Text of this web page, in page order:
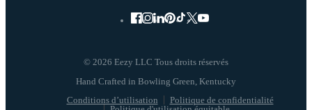
© 2026 Eezy LLC Tous droits réservés
Conditions d’utilisation
Politique de confidentialité